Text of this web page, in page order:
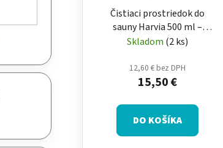
Čistiaci prostriedok do
sauny Harvia 500 ml –
dezinfekcia na saunové
Skladom (2 ks)
12,60 € bez DPH
15,50 €
DO KOŠÍKA